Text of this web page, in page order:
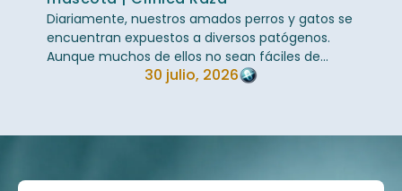
Diariamente, nuestros amados perros y gatos se
encuentran expuestos a diversos patógenos.
Aunque muchos de ellos no sean fáciles de
observar a simple vista, pueden habitar en su ...
30 julio, 2026